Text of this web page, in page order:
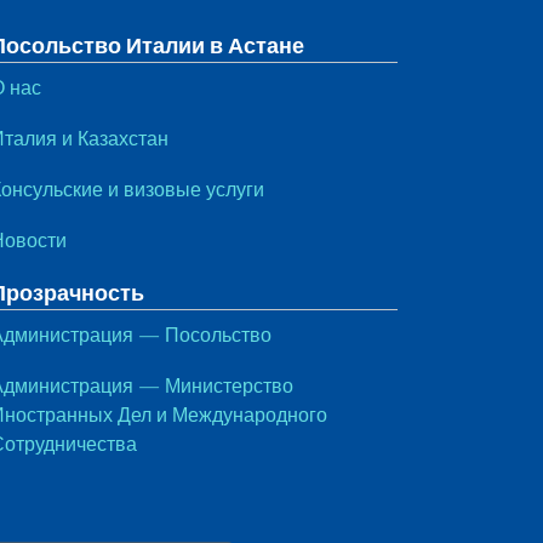
Италии в Астане
нас
и Казахстан
и визовые услуги
— Посольство
— Министерство
Дел и Международного